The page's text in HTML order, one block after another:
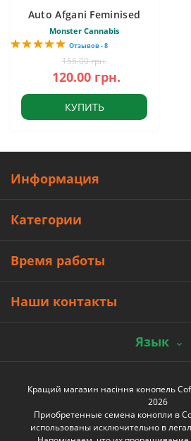
Auto Afgani Feminised
Monster Cannabis
Отзывов - 8
155.00 грн.
120.00 грн.
КУПИТЬ
Информация
Категории
Время работы
Наши контакты
Язык
Кращий магазин насіння конопель
2026
Приобретенные семена конопли в
использованы исключительно в